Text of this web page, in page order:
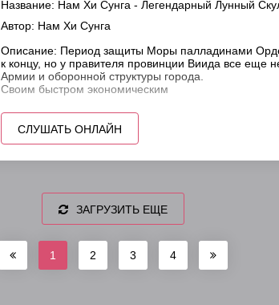
Название: Нам Хи Сунга - Легендарный Лунный
Автор: Нам Хи Сунга
Описание: Период защиты Моры палладинами
к концу, но у правителя провинции Виида все еще
Армии и оборонной структуры города.
Своим быстром экономическим
СЛУШАТЬ ОНЛАЙН
ЗАГРУЗИТЬ ЕЩЕ
1 2 3 4